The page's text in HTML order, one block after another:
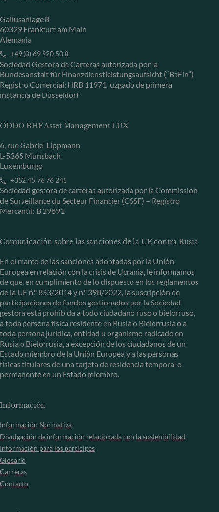
Gallusanlage 8
60329 Frankfurt am Main
Alemania
+49 (0) 69 920 50 0
Sociedad Gestora de Carteras autorizada por la
Bundesanstalt für Finanzdienstleistungsaufsicht (“BaFin”)
Registro Comercial: HRB 11971 juzgado de primera
instancia de Düsseldorf
ODDO BHF Asset Management LUX
6, rue Gabriel Lippmann
L-5365 Munsbach
Luxemburgo
+352 45 76 76 245
Sociedad gestora de carteras autorizada por la Commission
de Surveillance du Secteur Financier (CSSF) – Registro
Mercantil: B 29891
Comunicación sobre las sanciones de la UE contra Rusia
En el marco de las sanciones adoptadas por la Unión
Europea en relación con la crisis de Ucrania, le informamos
de que, en cumplimiento de lo dispuesto en los reglamentos
de la UE n.º 833/2014 y n.º 398/2022, la suscripción de
participaciones de fondos gestionados por la Sociedad
gestora está prohibida a todo ciudadano ruso o bielorruso,
a toda persona física residente en Rusia o Bielorrusia o a
toda persona jurídica, entidad u organismo radicado en
Rusia o Bielorrusia, a excepción de los ciudadanos de un
Estado miembro de la Unión Europea y a las personas
físicas titulares de una tarjeta de residencia temporal o
permanente en un Estado miembro.
Información
Información Normativa
Divulgación de información relacionada con la sostenibilidad
Información para los partícipes
Glosario
Carreras
Contacto